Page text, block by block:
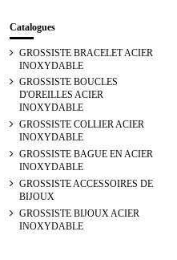
Catalogues
GROSSISTE BRACELET ACIER
INOXYDABLE
GROSSISTE BOUCLES
D'OREILLES ACIER
INOXYDABLE
GROSSISTE COLLIER ACIER
INOXYDABLE
GROSSISTE BAGUE EN ACIER
INOXYDABLE
GROSSISTE ACCESSOIRES DE
BIJOUX
GROSSISTE BIJOUX ACIER
INOXYDABLE